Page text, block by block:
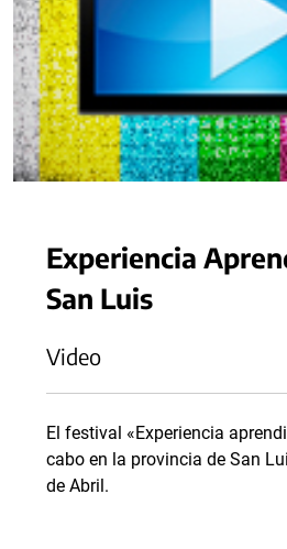
Experiencia
San Luis
Video
El festival «Experiencia
cabo en la provincia de San
de Abril.